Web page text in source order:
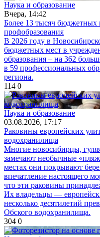
Наука и образование
Вчера, 14:42
Более 13 тысяч бюджетных
профобразования
В 2026 году в
бюджетных мест в
образования – на 362
в 59 профессиональных
региона.
114 0
Наука и образование
03.08.2026, 17:17
Раковины европейских
водохранилища
Многие новосибирцы,
замечают необычные
местах они покрывают
впечатление настоящего
что эти раковины
Их владельцы —
несколько десятилетий
Обского водохранилища.
304 0